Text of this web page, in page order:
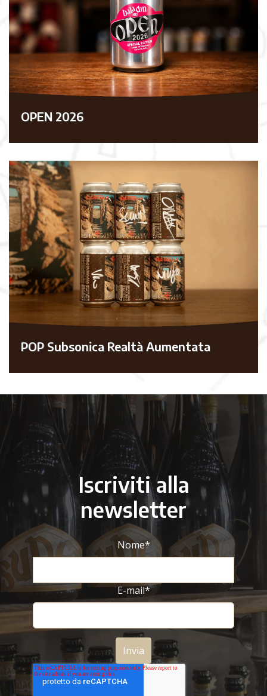
OPEN 2026
POP Subsonica Realtà Aumentata
Iscriviti alla
newsletter
Nome*
E-mail*